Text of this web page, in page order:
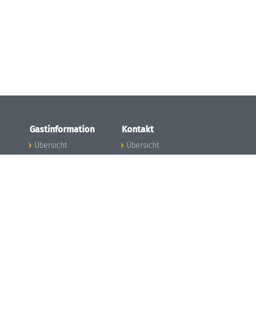
Gastinformation
Übersicht
Kontakt
Übersicht